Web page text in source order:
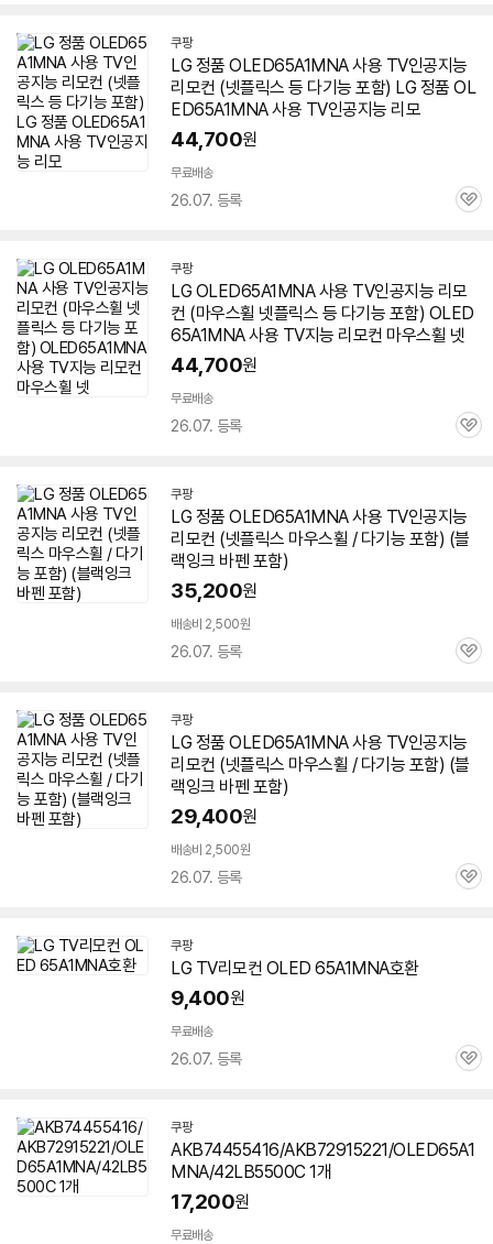
쿠팡
LG 정품 OLED65A1MNA 사용 TV인공지능
리모컨 (넷플릭스 등 다기능 포함) LG 정품 OL
ED65A1MNA 사용 TV인공지능 리모
44,700원
무료배송
26.07. 등록
관
쿠팡
LG OLED65A1MNA 사용 TV인공지능 리모
컨 (마우스휠 넷플릭스 등 다기능 포함) OLED
65A1MNA 사용 TV지능 리모컨 마우스휠 넷
44,700원
무료배송
26.07. 등록
관
쿠팡
LG 정품 OLED65A1MNA 사용 TV인공지능
리모컨 (넷플릭스 마우스휠 / 다기능 포함) (블
랙잉크 바펜 포함)
35,200원
배송비 2,500원
26.07. 등록
관
쿠팡
LG 정품 OLED65A1MNA 사용 TV인공지능
리모컨 (넷플릭스 마우스휠 / 다기능 포함) (블
랙잉크 바펜 포함)
29,400원
배송비 2,500원
26.07. 등록
관
쿠팡
LG TV리모컨 OLED 65A1MNA호환
9,400원
무료배송
26.07. 등록
관
쿠팡
AKB74455416/AKB72915221/OLED65A1
MNA/42LB5500C 1개
17,200원
무료배송